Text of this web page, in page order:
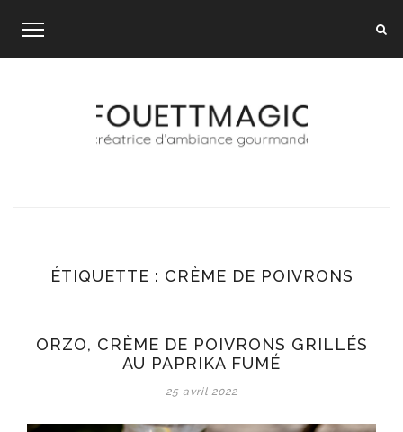
ÉTIQUETTE : CRÈME DE POIVRONS
ORZO, CRÈME DE POIVRONS GRILLÉS
AU PAPRIKA FUMÉ
25 avril 2022